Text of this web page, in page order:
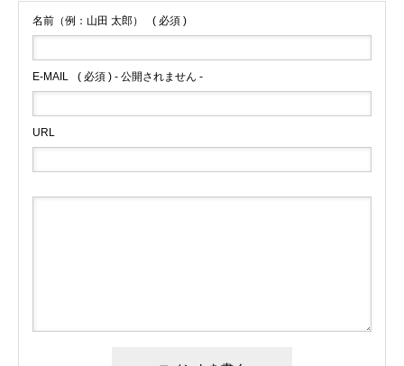
名前（例：山田 太郎） ( 必須 )
E-MAIL ( 必須 ) - 公開されません -
URL